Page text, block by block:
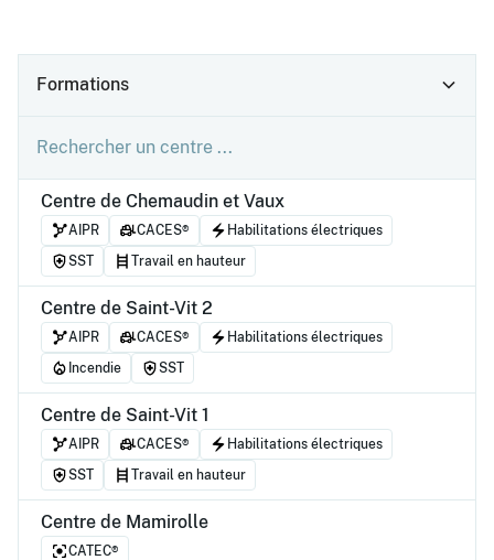
Formations
Centre de Chemaudin et Vaux
AIPR CACES®
Habilitations électriques
SST
Travail en hauteur
Centre de Saint-Vit 2
AIPR CACES®
Habilitations électriques
Incendie
SST
Centre de Saint-Vit 1
AIPR CACES®
Habilitations électriques
SST
Travail en hauteur
Centre de Mamirolle
CATEC®